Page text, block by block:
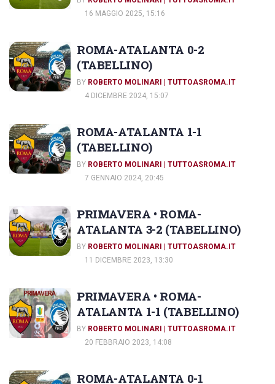
16 MAGGIO 2025, 15:16
ROMA-ATALANTA 0-2
(TABELLINO)
BY ROBERTO MOLINARI | TUTTOASROMA.IT
4 DICEMBRE 2024, 15:07
ROMA-ATALANTA 1-1
(TABELLINO)
BY ROBERTO MOLINARI | TUTTOASROMA.IT
7 GENNAIO 2024, 20:45
PRIMAVERA • ROMA-
ATALANTA 3-2 (TABELLINO)
BY ROBERTO MOLINARI | TUTTOASROMA.IT
11 DICEMBRE 2023, 13:30
PRIMAVERA • ROMA-
ATALANTA 1-1 (TABELLINO)
BY ROBERTO MOLINARI | TUTTOASROMA.IT
20 FEBBRAIO 2023, 14:08
ROMA-ATALANTA 0-1